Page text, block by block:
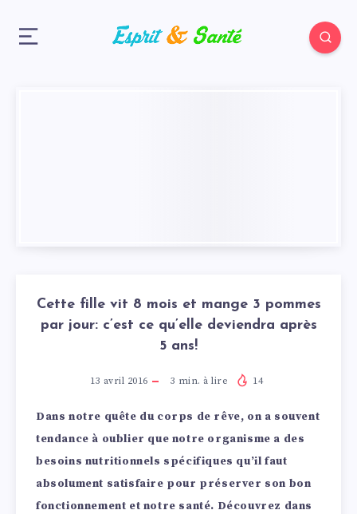
Cette fille vit 8 mois et mange 3 pommes
par jour: c’est ce qu’elle deviendra après
5 ans!
13 avril 2016 3 min. à lire 14
Dans notre quête du corps de rêve, on a souvent
tendance à oublier que notre organisme a des
besoins nutritionnels spécifiques qu’il faut
absolument satisfaire pour préserver son bon
fonctionnement et notre santé. Découvrez dans